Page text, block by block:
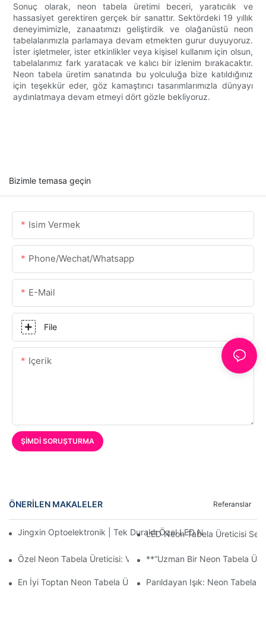
Sonuç olarak, neon tabela üretimi beceri, yaratıcılık ve
hassasiyet gerektiren gerçek bir sanattır. Sektördeki 19 yıllık
deneyimimizle, zanaatımızı geliştirdik ve olağanüstü neon
tabelalarımızla parlamaya devam etmekten gurur duyuyoruz.
İster işletmeler, ister etkinlikler veya kişisel kullanım için olsun,
tabelalarımız fark yaratacak ve kalıcı bir izlenim bırakacaktır.
Neon tabela üretim sanatında bu yolculuğa bize katıldığınız
için teşekkür eder, göz kamaştırıcı tasarımlarımızla dünyayı
aydınlatmaya devam etmeyi dört gözle bekliyoruz.
Bizimle temasa geçin
Isim Vermek
Phone/Wechat/Whatsapp
E-Mail
File
Içerik
ŞIMDI SORUŞTURMA
ÖNERILEN MAKALELER Referanslar
Jingxin Optoelektronik | Tek Duraklı Özel LED Neon Tabela
LED Neon Tabela Üreticisi
Özel Neon Tabela Üreticisi: Vizyonunuzu Işıkla Hayata
**“Uzman Bir Neon Tabela
En İyi Toptan Neon Tabela Üreticisi: Göz Alıcı Tabelalar İçin
Parıldayan Işık: Neon Tabela